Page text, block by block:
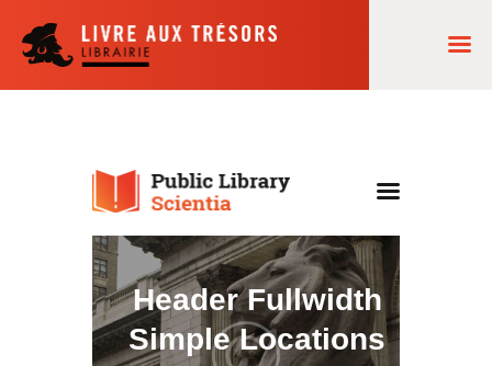
NOS LECTURES
AGENDA
COMMANDES
LA LIBRAIRIE
Header Fullwidth
Simple Locations